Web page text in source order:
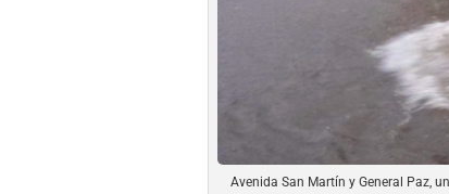
Avenida San Martín y General Paz,